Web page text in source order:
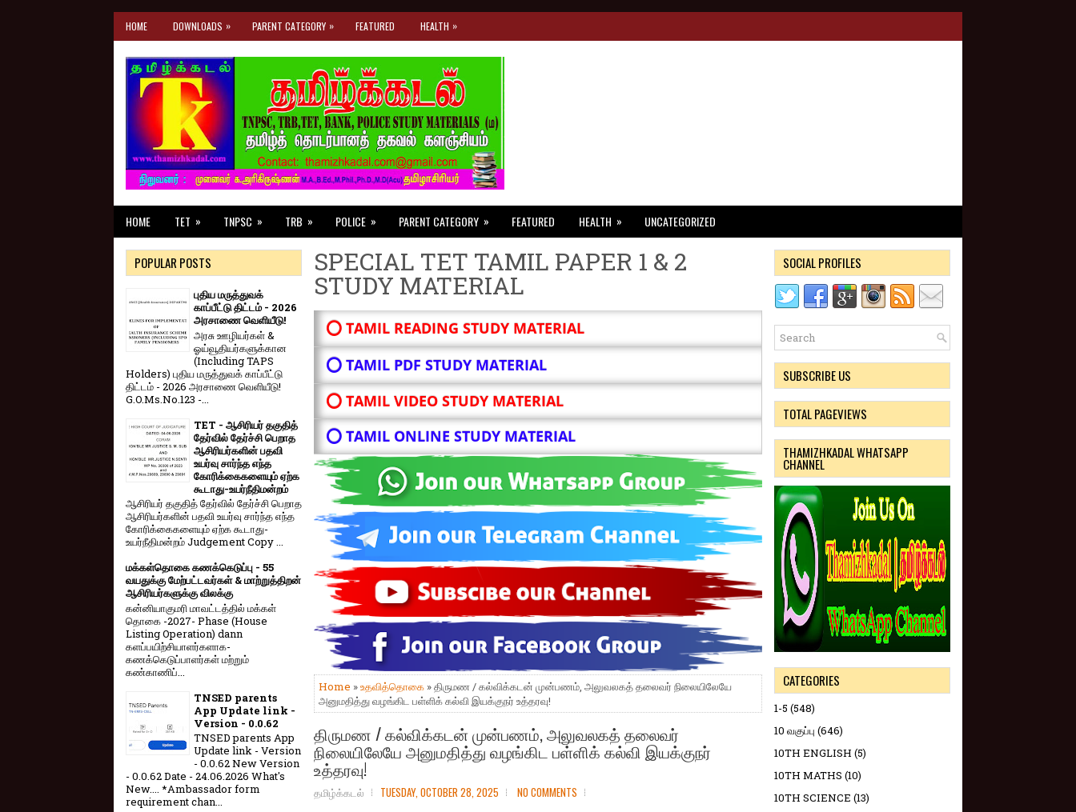
HOME DOWNLOADS » PARENT CATEGORY » FEATURED HEALTH »
HOME TET » TNPSC » TRB » POLICE » PARENT CATEGORY » FEATURED HEALTH » UNCATEGORIZED
SPECIAL TET TAMIL PAPER 1 & 2
STUDY MATERIAL
⭕ TAMIL READING STUDY MATERIAL
⭕ TAMIL PDF STUDY MATERIAL
⭕ TAMIL VIDEO STUDY MATERIAL
⭕ TAMIL ONLINE STUDY MATERIAL
Home »உதவித்தொகை » திருமண / கல்விக்கடன் முன்பணம், அலுவலகத் தலைவர் நிலையிலேயே
அனுமதித்து வழங்கிட பள்ளிக் கல்வி இயக்குநர் உத்தரவு!
திருமண / கல்விக்கடன் முன்பணம், அலுவலகத் தலைவர்
நிலையிலேயே அனுமதித்து வழங்கிட பள்ளிக் கல்வி இயக்குநர்
உத்தரவு!
தமிழ்க்கடல் TUESDAY, OCTOBER 28, 2025 NO COMMENTS
POPULAR POSTS
புதிய மருத்துவக்
காப்பீட்டு திட்டம் - 2026
அரசாணை வெளியீடு!
அரசு ஊழியர்கள் &
ஓய்வூதியர்களுக்கான
(Including TAPS
Holders) புதிய மருத்துவக் காப்பீட்டு
திட்டம் - 2026 அரசாணை வெளியீடு!
G.O.Ms.No.123 -...
TET - ஆசிரியர் தகுதித்
தேர்வில் தேர்ச்சி பெறாத
ஆசிரியர்களின் பதவி
உயர்வு சார்ந்த எந்த
கோரிக்கைகளையும் ஏற்க
கூடாது-உயர்நீதிமன்றம்
ஆசிரியர் தகுதித் தேர்வில் தேர்ச்சி பெறாத
ஆசிரியர்களின் பதவி உயர்வு சார்ந்த எந்த
கோரிக்கைகளையும் ஏற்க கூடாது-
உயர்நீதிமன்றம் Judgement Copy ...
மக்கள்தொகை கணக்கெடுப்பு - 55
வயதுக்கு மேற்பட்டவர்கள் & மாற்றுத்திறன்
ஆசிரியர்களுக்கு விலக்கு
கன்னியாகுமரி மாவட்டத்தில் மக்கள்
தொகை -2027- Phase (House
Listing Operation) dann
களப்பயிற்சியாளர்களாக-
கணக்கெடுப்பாளர்கள் மற்றும்
கண்காணிப்...
TNSED parents
App Update link -
Version - 0.0.62
TNSED parents App
Update link - Version
- 0.0.62 New Version
- 0.0.62 Date - 24.06.2026 What's
New.... *Ambassador form
requirement chan...
SOCIAL PROFILES
SUBSCRIBE US
TOTAL PAGEVIEWS
THAMIZHKADAL WHATSAPP
CHANNEL
CATEGORIES
1-5 (548)
10 வகுப்பு (646)
10TH ENGLISH (5)
10TH MATHS (10)
10TH SCIENCE (13)